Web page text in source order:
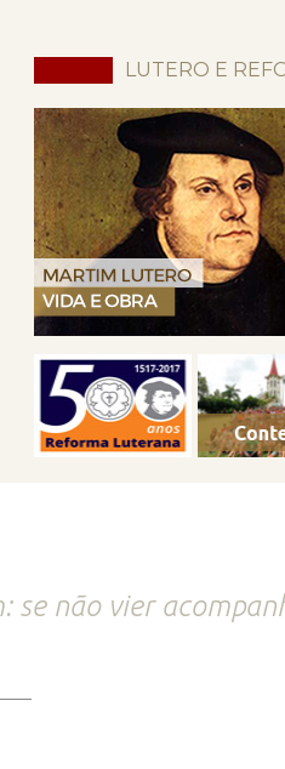
LUTERO E
se não vier